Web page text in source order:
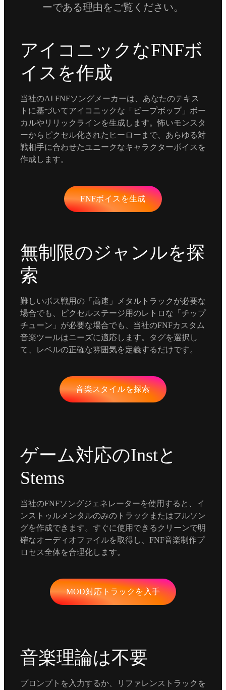
ーである理由をご覧ください。
アイコニックなFNFボ
イスを作成
当社のAI FNFソングメーカーは、あなたのテキス
トに基づいてアイコニックな「ビープボップ」ボー
カルやリリックラインを生成します。怖いモンスタ
ーからピクセル化されたヒーローまで、あらゆる対
戦相手に合わせたユニークなキャラクターボイスを
作成します。
FNFボイスを生成
無制限のジャンルを探
索
難しいボス戦用の「高速」メタルトラックが必要な
場合でも、ピクセルステージ用のレトロな「チップ
チューン」が必要な場合でも、当社のFNFカスタム
音楽ツールはニーズに適応します。タグを選択し
て、レベルの正確な雰囲気を定義するだけです。
音楽スタイルを探索
ゲーム対応のInstと
Stems
当社のFNFソングジェネレーターを使用すると、イ
ンストゥルメンタルのみのトラックまたはフルソン
グを作成できます。すぐに使用できるクリーンで明
確なオーディオファイルを取得し、FNF音楽制作プ
ロセス全体を合理化します。
MOD対応トラックを入手
音楽理論は不要
プロンプトを入力するか、リファレンストラックを